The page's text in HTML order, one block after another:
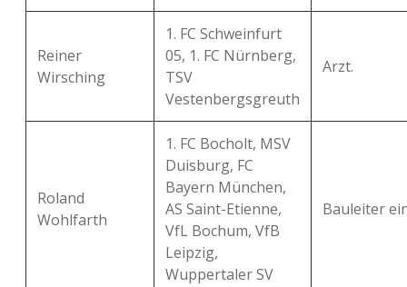
Reiner
Wirsching
1. FC Schweinfurt
05, 1. FC Nürnberg,
TSV
Vestenbergsgreuth
Arzt.
Roland
Wohlfarth
1. FC Bocholt, MSV
Duisburg, FC
Bayern München,
AS Saint-Etienne,
VfL Bochum, VfB
Leipzig,
Wuppertaler SV
Bauleiter